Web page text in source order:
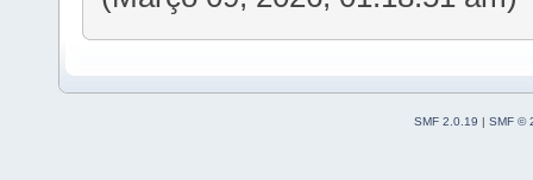
SMF 2.0.19 | SMF ©